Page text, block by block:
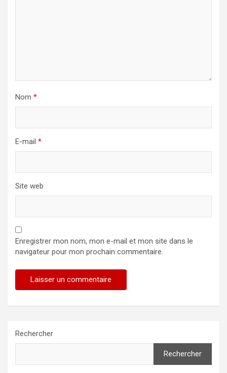
Nom *
E-mail *
Site web
Enregistrer mon nom, mon e-mail et mon site dans le
navigateur pour mon prochain commentaire.
Rechercher
Rechercher